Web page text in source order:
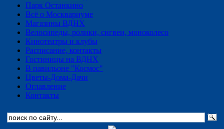
Парк Останкино
Всё о Москвариуме
Магазины ВДНХ
Велосипеды, ролики, сигвеи, моноколесо
Кинотеатры и клубы
Расписание, контакты
Гостиницы на ВДНХ
В павильоне "Космос"
Цветы-Дома-Дачи
Оглавление
Контакты